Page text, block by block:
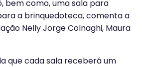
bem como, uma sala para
a brinquedoteca, comenta a
Nelly Jorge Colnaghi, Maura
que cada sala receberá um